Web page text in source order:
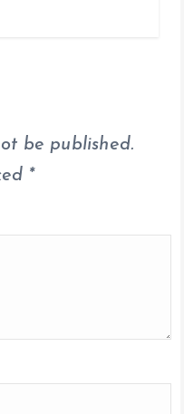
be published.
*